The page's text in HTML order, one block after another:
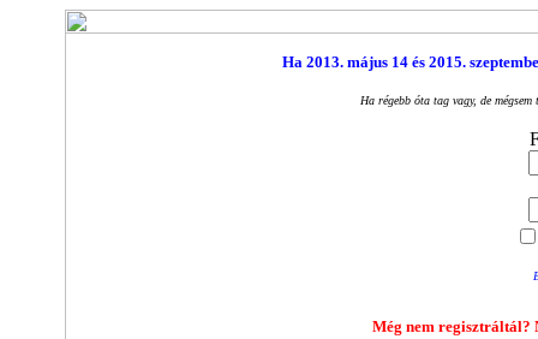
Ha 2013. május 14 és 2015.
Ha régebb óta tag vagy, de
Még nem regisztráltál?